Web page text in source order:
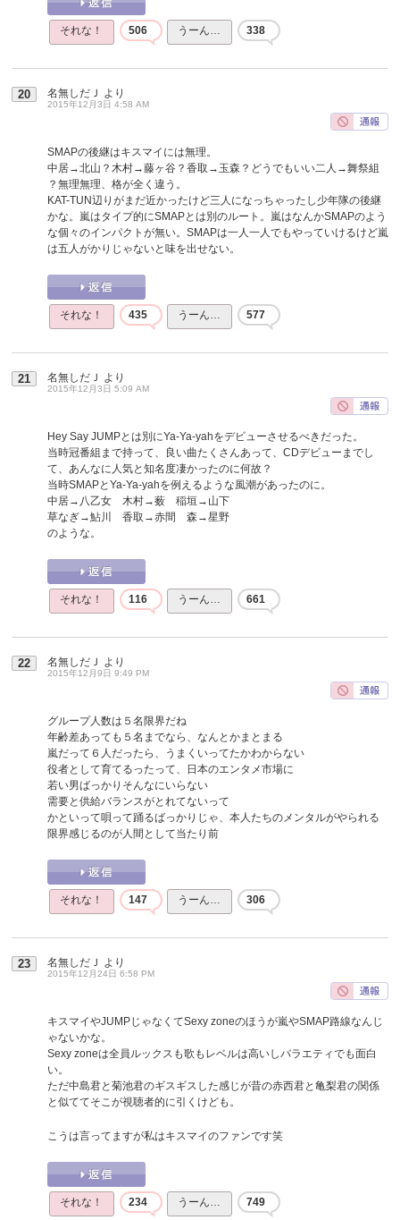
それな！ 506 うーん… 338
20 名無しだＪ より
2015年12月3日 4:58 AM
SMAPの後継はキスマイには無理。
中居→北山？木村→藤ヶ谷？香取→玉森？どうでもいい二人→舞祭組
？無理無理、格が全く違う。
KAT-TUN辺りがまだ近かったけど三人になっちゃったし少年隊の後継
かな。嵐はタイプ的にSMAPとは別のルート。嵐はなんかSMAPのよう
な個々のインパクトが無い。SMAPは一人一人でもやっていけるけど嵐
は五人がかりじゃないと味を出せない。
それな！ 435 うーん… 577
21 名無しだＪ より
2015年12月3日 5:09 AM
Hey Say JUMPとは別にYa-Ya-yahをデビューさせるべきだった。
当時冠番組まで持って、良い曲たくさんあって、CDデビューまでし
て、あんなに人気と知名度凄かったのに何故？
当時SMAPとYa-Ya-yahを例えるような風潮があったのに。
中居→八乙女 木村→薮 稲垣→山下
草なぎ→鮎川 香取→赤間 森→星野
のような。
それな！ 116 うーん… 661
22 名無しだＪ より
2015年12月9日 9:49 PM
グループ人数は５名限界だね
年齢差あっても５名までなら、なんとかまとまる
嵐だって６人だったら、うまくいってたかわからない
役者として育てるったって、日本のエンタメ市場に
若い男ばっかりそんなにいらない
需要と供給バランスがとれてないって
かといって唄って踊るばっかりじゃ、本人たちのメンタルがやられる
限界感じるのが人間として当たり前
それな！ 147 うーん… 306
23 名無しだＪ より
2015年12月24日 6:58 PM
キスマイやJUMPじゃなくてSexy zoneのほうが嵐やSMAP路線なんじ
ゃないかな。
Sexy zoneは全員ルックスも歌もレベルは高いしバラエティでも面白
い。
ただ中島君と菊池君のギスギスした感じが昔の赤西君と亀梨君の関係
と似ててそこが視聴者的に引くけども。
こうは言ってますが私はキスマイのファンです笑
それな！ 234 うーん… 749